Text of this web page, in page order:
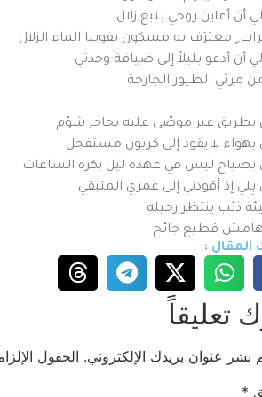
أن أعاين روحي بنبع زلال
معترَف به مسكون بفوبيا الماء الزلال
أن أدعو بلبلاً إلى ضيافة وحدتي
مربّي الطيور الجارحة
بطريق غير موصّى عليه بحاجز شؤم
بهواء لا يقود إلى كربون مستفحل
بصباح ليس في عهدة ليل يكره الساعات
بِلي إذ أقودني إلى عمري المتبقي
ذئب ينتظر رحيله
قطيع جائح
المقال :
تعليقاً
نشر عنوان بريدك الإلكتروني. الحقول
*